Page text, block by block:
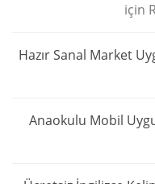
için
Hazır Sanal Market
Anaokulu Mobil